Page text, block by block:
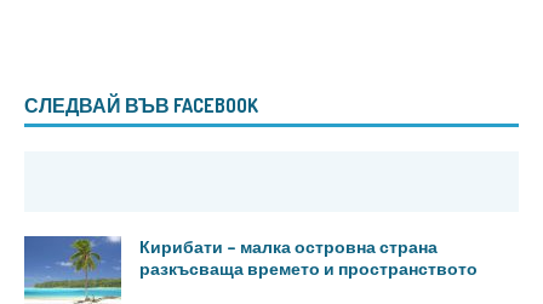
СЛЕДВАЙ ВЪВ FACEBOOK
Кирибати – малка островна страна
разкъсваща времето и пространството